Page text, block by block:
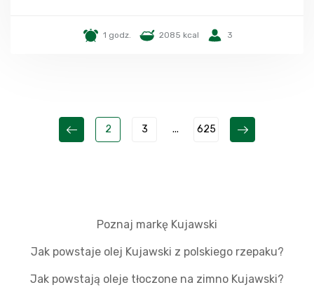
1 godz. 2085 kcal 3
2 3 ... 625
Poznaj markę Kujawski
Jak powstaje olej Kujawski z polskiego rzepaku?
Jak powstają oleje tłoczone na zimno Kujawski?